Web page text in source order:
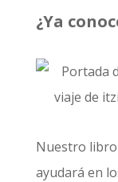
¿Ya
Nuestro libro
ayudará en